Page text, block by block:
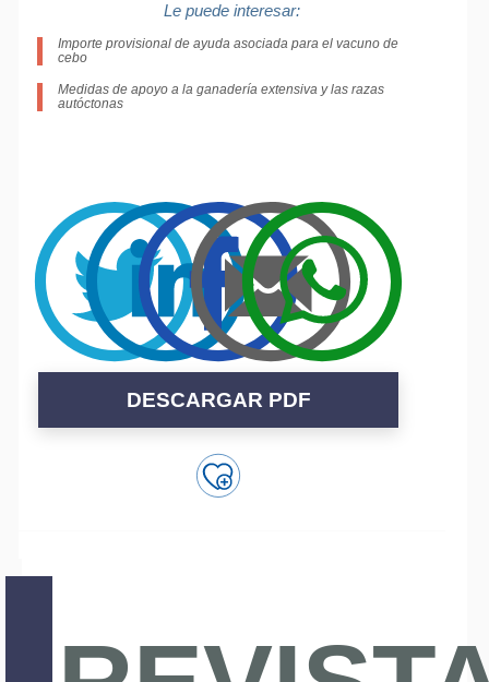
Le puede interesar:
Importe provisional de ayuda asociada para el vacuno de
cebo
Medidas de apoyo a la ganadería extensiva y las razas
autóctonas
DESCARGAR PDF